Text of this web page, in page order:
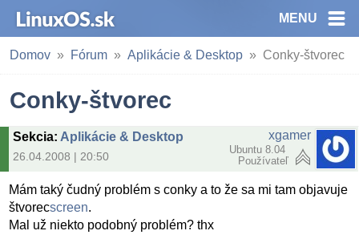
MENU
Domov Fórum Aplikácie & Desktop Conky-štvorec
Conky-štvorec
Sekcia: Aplikácie & Desktop
26.04.2008 | 20:50
xgamer
Ubuntu 8.04
Používateľ
Mám taký čudný problém s conky a to že sa mi tam objavuje
štvorecscreen.
Mal už niekto podobný problém? thx